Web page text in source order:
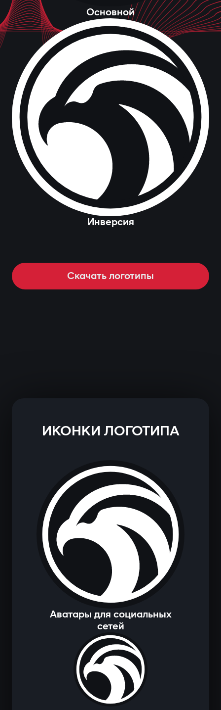
Основной
Инверсия
Скачать логотипы
ИКОНКИ ЛОГОТИПА
Аватары для социальных
сетей